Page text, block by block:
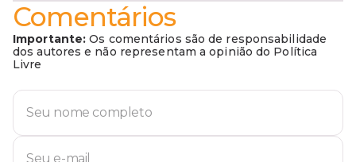
Comentários
Importante: Os comentários são de responsabilidade
dos autores e não representam a opinião do Política
Livre